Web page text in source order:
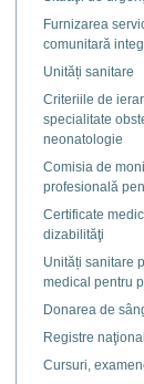
Furnizarea
comunitară
Unități sanitare
Criteriile de
specialitate
neonatologie
Comisia de
profesională
Certificate
dizabilităţi
Unități sanitare
medical pentru
Donarea de
Registre
Cursuri,